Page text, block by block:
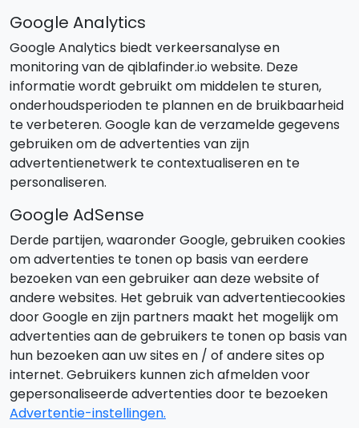
Google Analytics
Google Analytics biedt verkeersanalyse en
monitoring van de qiblafinder.io website. Deze
informatie wordt gebruikt om middelen te sturen,
onderhoudsperioden te plannen en de bruikbaarheid
te verbeteren. Google kan de verzamelde gegevens
gebruiken om de advertenties van zijn
advertentienetwerk te contextualiseren en te
personaliseren.
Google AdSense
Derde partijen, waaronder Google, gebruiken cookies
om advertenties te tonen op basis van eerdere
bezoeken van een gebruiker aan deze website of
andere websites. Het gebruik van advertentiecookies
door Google en zijn partners maakt het mogelijk om
advertenties aan de gebruikers te tonen op basis van
hun bezoeken aan uw sites en / of andere sites op
internet. Gebruikers kunnen zich afmelden voor
gepersonaliseerde advertenties door te bezoeken
Advertentie-instellingen.